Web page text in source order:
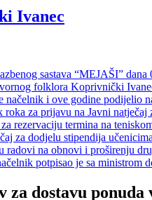
Ivanec
sastava “MEJAŠI”
folklora Koprivnički
načelnik i ove godine podijelio
roka za prijavu na Javni
rezervaciju termina na
za dodjelu stipendija
radovi na obnovi i proširenju
potpisao je sa ministrom
za dostavu